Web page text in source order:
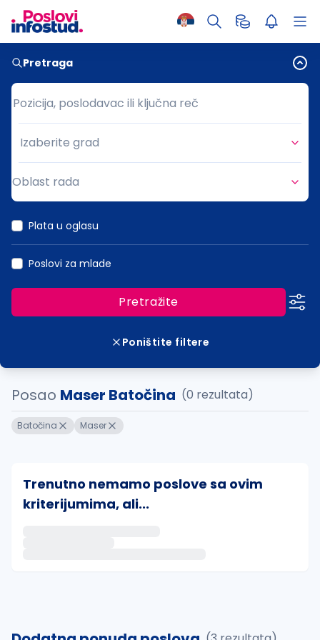
Pretraga
Pozicija, poslodavac ili ključna reč
Pozicija, poslodavac ili ključna reč
Grad
Izaberite grad
Oblast rada
Plata u oglasu
Poslovi za mlade
Pretražite
Poništite filtere
Posao Maser Batočina (0 rezultata)
Batočina Maser
Trenutno nemamo poslove sa ovim
kriterijumima, ali...